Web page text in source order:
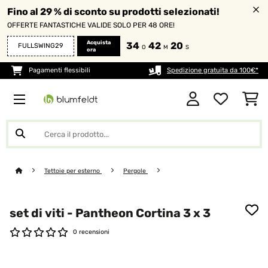
Fino al 29 % di sconto su prodotti selezionati!
OFFERTE FANTASTICHE VALIDE SOLO PER 48 ORE!
FULLSWING29
Acquista
ora
34 O 42 M 20 S
Pagamenti flessibili Spedizione gratuita da 100€*
Tettoie per esterno Pergole
set di viti - Pantheon Cortina 3 x 3
0 recensioni